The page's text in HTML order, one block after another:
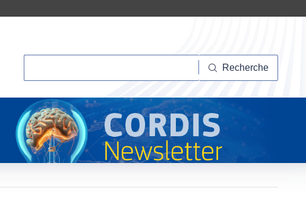
Recherche